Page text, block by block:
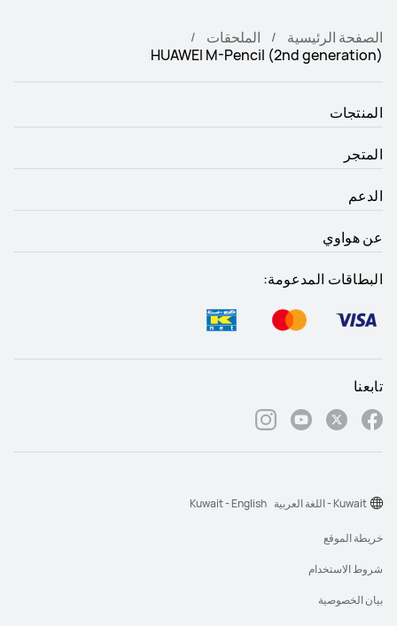
الصفحة الرئيسية
الملحقات
HUAWEI M-Pencil (2nd generation)
المنتجات
المتجر
الدعم
عن هواوي
البطاقات المدعومة:
تابعنا
خريطة الموقع
شروط الاستخدام
بيان الخصوصية
Kuwait - اللغة العربية Kuwait - English